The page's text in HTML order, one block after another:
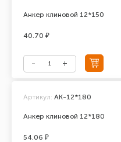
Анкер клиновой 12*150
40.70 ₽
Анкер клиновой 12*180
Артикул: АК-12*180
54.06 ₽